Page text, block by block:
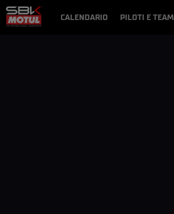
CALENDARIO PILOTI E TEAM